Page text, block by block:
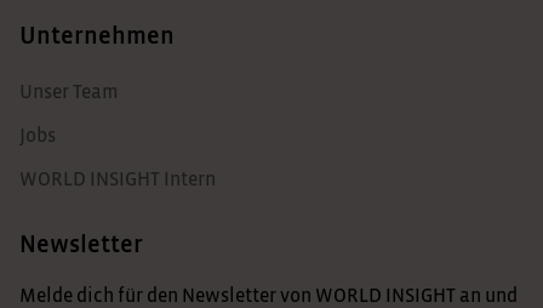
Unternehmen
Unser Team
Jobs
WORLD INSIGHT Intern
Newsletter
Melde dich für den Newsletter von WORLD INSIGHT an und